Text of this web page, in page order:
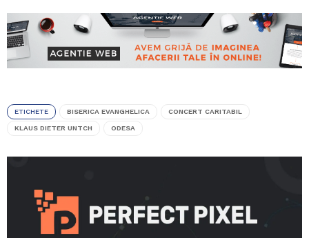
ETICHETE BISERICA EVANGHELICA CONCERT CARITABIL
KLAUS DIETER UNTCH ODESA